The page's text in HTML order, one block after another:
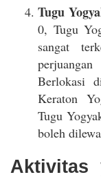
Tugu
0, Tugu
sangat
Berlokasi
Keraton
Tugu
boleh
Aktivitas